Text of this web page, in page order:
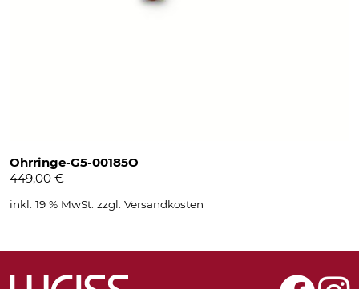
Ohrringe-G5-00185O
449,00 €
inkl. 19 % MwSt. zzgl. Versandkosten